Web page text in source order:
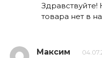
товара нет в
Максим